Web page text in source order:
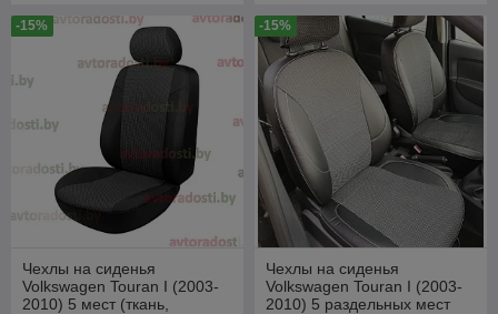
-15%
Чехлы на сиденья
Volkswagen Touran I (2003-
2010) 5 мест (ткань,
-15%
Чехлы на сиденья
Volkswagen Touran I (2003-
2010) 5 раздельных мест